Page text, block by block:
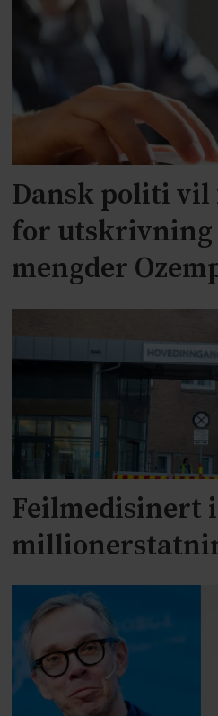
Dansk politi vil
for utskrivning
mengder
Feilmedisinert